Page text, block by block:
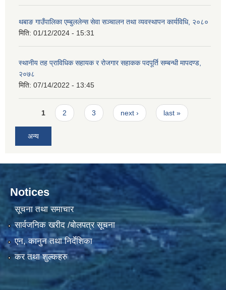
थबाङ गाउँपालिका एम्बुललेन्स सेवा सञ्चालन तथा व्यवस्थापन कार्यविधि, २०८०
मिति: 01/12/2024 - 15:31
स्थानीय तह प्राविधिक सहायक र रोजगार सहाकक पदपूर्ति सम्बन्धी मापदण्ड,
२०७८
मिति: 07/14/2022 - 13:45
Pages
1 2 3 next › last »
अन्य
Notices
सूचना तथा समाचार
सार्वजनिक खरीद /बोलपत्र सूचना
एन, कानुन तथा निर्देशिका
कर तथा शुल्कहरु